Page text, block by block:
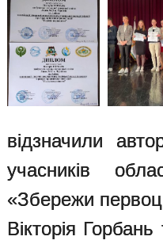
відзначили
учасників
«Збережи
Вікторія